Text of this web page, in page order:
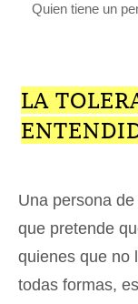
Quien tiene un
LA
Una persona
que pretende
quienes que no
todas formas,